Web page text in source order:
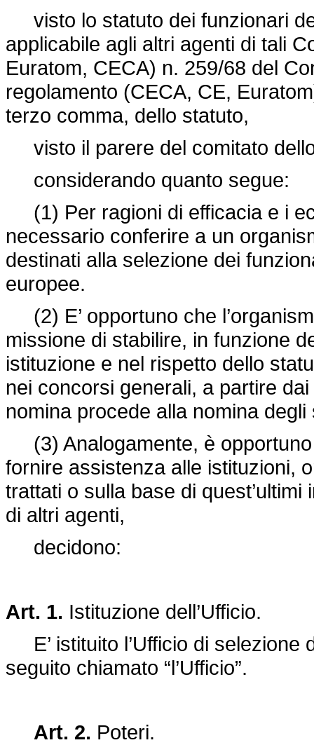
visto lo statuto dei funzionari
applicabile agli altri agenti di tali
Euratom, CECA) n. 259/68 del
regolamento (CECA, CE,
terzo comma, dello statuto,
visto il parere del comitato
considerando quanto segue:
(1) Per ragioni di efficacia e i
necessario conferire a un
destinati alla selezione dei
europee.
(2) E’ opportuno che
missione di stabilire, in funzione
istituzione e nel rispetto dello
nei concorsi generali, a partire
nomina procede alla nomina degli
(3) Analogamente, è opportuno
fornire assistenza alle istituzioni,
trattati o sulla base di
di altri agenti,
decidono:
Art. 1. Istituzione dell’Ufficio.
E’ istituito l’Ufficio di selezione
seguito chiamato “l’Ufficio”.
Art. 2. Poteri.